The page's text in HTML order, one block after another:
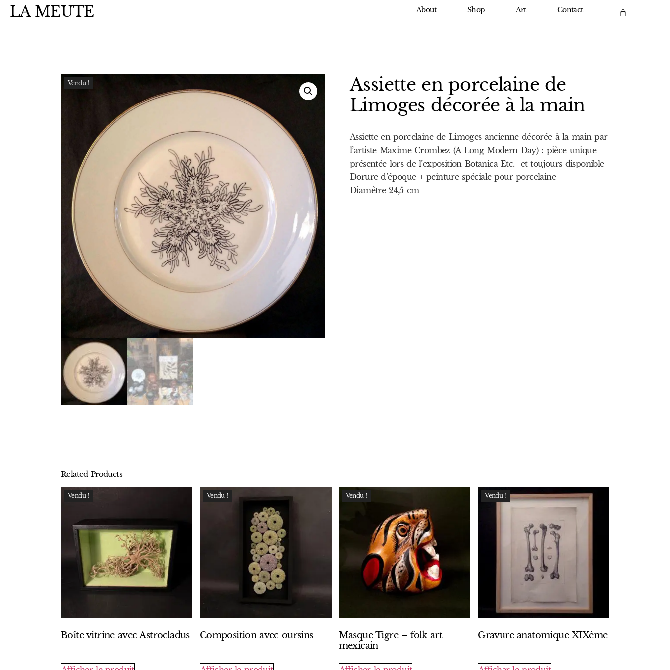
LA MEUTE About Shop Art Contact
Vendu !
Assiette en porcelaine de
Limoges décorée à la main
Assiette en porcelaine de Limoges ancienne décorée à la main par
l’artiste Maxime Crombez (A Long Modern Day) : pièce unique
présentée lors de l’exposition Botanica Etc. et toujours disponible
Dorure d’époque + peinture spéciale pour porcelaine
Diamètre 24,5 cm
Related Products
Vendu !
Boîte vitrine avec Astrocladus
Vendu !
Composition avec oursins
Vendu !
Masque Tigre – folk art
mexicain
Vendu !
Gravure anatomique XIXème